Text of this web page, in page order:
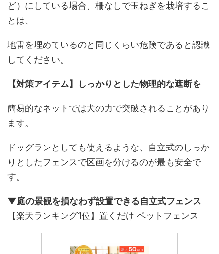
ど）にしている場合、柵なしで玉ねぎを栽培するこ
とは、
地雷を埋めているのと同じくらい危険であると認識
してください。
【対策アイテム】しっかりとした物理的な遮断を
簡易的なネットでは犬の力で突破されることがあり
ます。
ドッグランとしても使えるような、自立式のしっか
りとしたフェンスで区画を分けるのが最も安全で
す。
▼庭の景観を損なわず設置できる自立式フェンス
【楽天ランキング1位】置くだけ ペットフェンス